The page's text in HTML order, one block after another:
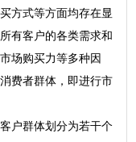
方式等方面均存在显
有客户的各类需求和
场购买力等多种因
费者群体，即进行市
户群体划分为若干个